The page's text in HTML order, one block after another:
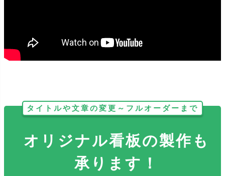
タイトルや文章の変更～フルオーダーまで
オリジナル看板の製作も
承ります！